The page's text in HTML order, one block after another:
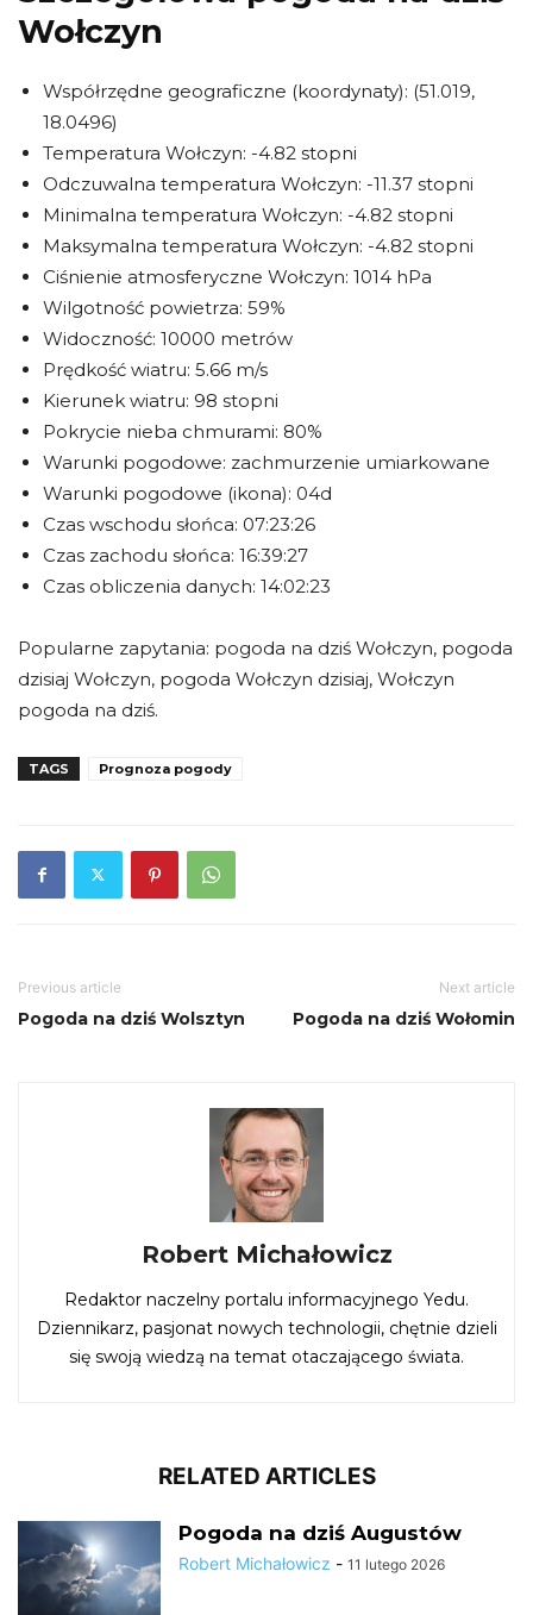
Wołczyn
Współrzędne geograficzne (koordynaty): (51.019,
18.0496)
Temperatura Wołczyn: -4.82 stopni
Odczuwalna temperatura Wołczyn: -11.37 stopni
Minimalna temperatura Wołczyn: -4.82 stopni
Maksymalna temperatura Wołczyn: -4.82 stopni
Ciśnienie atmosferyczne Wołczyn: 1014 hPa
Wilgotność powietrza: 59%
Widoczność: 10000 metrów
Prędkość wiatru: 5.66 m/s
Kierunek wiatru: 98 stopni
Pokrycie nieba chmurami: 80%
Warunki pogodowe: zachmurzenie umiarkowane
Warunki pogodowe (ikona): 04d
Czas wschodu słońca: 07:23:26
Czas zachodu słońca: 16:39:27
Czas obliczenia danych: 14:02:23
Popularne zapytania: pogoda na dziś Wołczyn, pogoda
dzisiaj Wołczyn, pogoda Wołczyn dzisiaj, Wołczyn
pogoda na dziś.
TAGS Prognoza pogody
Previous article
Pogoda na dziś Wolsztyn
Next article
Pogoda na dziś Wołomin
Robert Michałowicz
Redaktor naczelny portalu informacyjnego Yedu.
Dziennikarz, pasjonat nowych technologii, chętnie dzieli
się swoją wiedzą na temat otaczającego świata.
RELATED ARTICLES
Pogoda na dziś Augustów
Robert Michałowicz - 11 lutego 2026